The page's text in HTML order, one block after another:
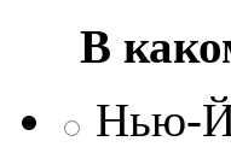
В
Нью-